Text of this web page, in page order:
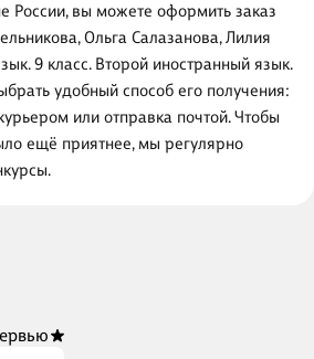
России, вы можете оформить заказ
Ольга Салазанова, Лилия
9 класс. Второй иностранный язык.
удобный способ его получения:
или отправка почтой. Чтобы
ещё приятнее, мы регулярно